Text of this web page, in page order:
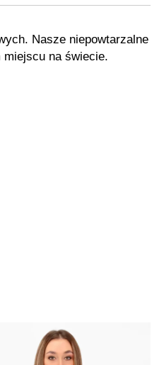
Nasze niepowtarzalne
miejscu na świecie.